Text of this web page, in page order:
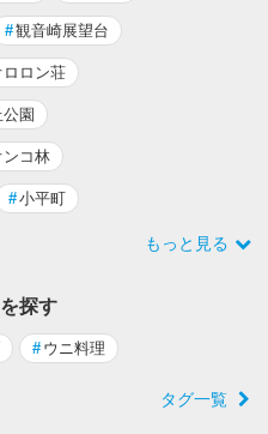
#観音崎展望台
ロロン荘
園
ンコ林
#小平町
もっと見る
を探す
# ウニ料理
タグ一覧